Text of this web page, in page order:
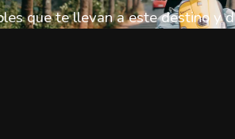
que te llevan a este destino y